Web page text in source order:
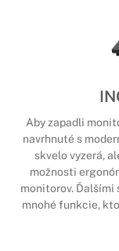
Aby zapadli
navrhnuté s
skvelo vyzerá,
možnosti
monitorov. Ďalšími
mnohé funkcie,